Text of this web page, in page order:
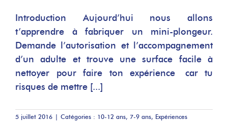
Introduction Aujourd’hui nous allons
t’apprendre à fabriquer un mini-plongeur.
Demande l’autorisation et l’accompagnement
d’un adulte et trouve une surface facile à
nettoyer pour faire ton expérience car tu
risques de mettre [...]
5 juillet 2016 | Catégories : 10-12 ans, 7-9 ans, Expériences